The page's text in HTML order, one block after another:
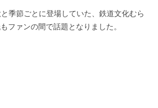
季節ごとに登場していた、鉄道文化むら
ファンの間で話題となりました。